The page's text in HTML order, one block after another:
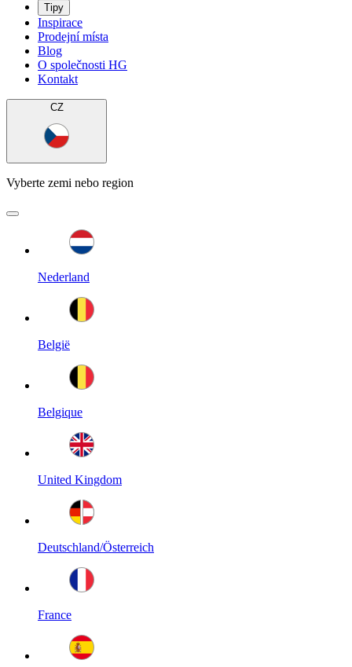
Tipy
Inspirace
Prodejní místa
Blog
O společnosti HG
Kontakt
CZ
Vyberte zemi nebo region
Nederland
België
Belgique
United Kingdom
Deutschland/Österreich
France